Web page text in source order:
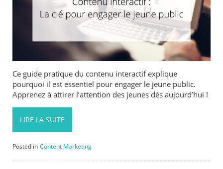
Ce guide pratique du contenu interactif explique
pourquoi il est essentiel pour engager le jeune public.
Apprenez à attirer l’attention des jeunes dès aujourd’hui !
LIRE LA SUITE
Posted in Content Marketing